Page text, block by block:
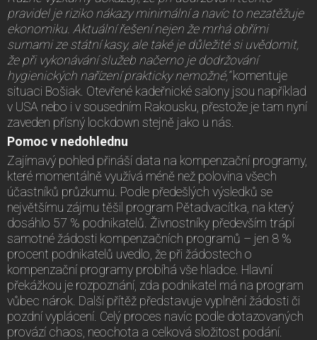
pravidel je riziko nákazy minimální a navíc to nezatěžuje
ekonomiku. Aktuální řešení nejen že mrhá obřími
sumami ze státní kasy, ale také je důležité si uvědomit,
že při vykonávání služeb načerno je dodržování
hygienických nařízení prakticky nemožné,“komentuje
situaci Bošiak. Otevřené kadeřnické salony jsou například
v USA nebo i v sousedním Rakousku, přestože je tam nyní
zaveden přísný lockdown stejně jako u nás.
Pomoc v nedohlednu
Zajímavý pohled přináší data na kompenzační programy,
které momentálně využívá méně než polovina všech
účastníků průzkumu. Podle předešlých výsledků se
největšímu zájmu těšil program Pětadvacítka, na který
dosáhlo 57 % podnikatelů. Živnostníky především trápí
samotné žádosti kompenzačních programů – jen 8 %
procent podnikatelů uvedlo, že při žádostech o
kompenzační programy probíhá vše hladce. Hlavní
překážkou je rozpoznání, zda podnikatel má na program
vůbec nárok. Další přítěž představuje vyplnění žádosti či
pozdní vyplácení. Celý proces navíc podle dotazovaných
provází chaos, neochota a celková složitost podání.